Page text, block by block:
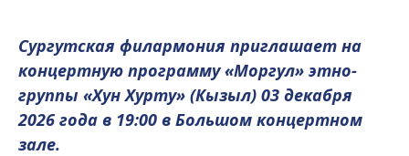
Сургутская филармония приглашает на
концертную программу «Моргул» этно-
группы «Хун Хурту» (Кызыл) 03 декабря
2026 года в 19:00 в Большом концертном
зале.